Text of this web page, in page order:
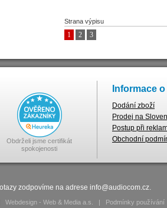
Strana výpisu
1 2 3
Obdrželi jsme certifikát
spokojenosti
Informace
Dodání zboží
Prodej na
Postup při
Obchodní
zodpovíme na adrese info@audiocom.cz.
Webdesign - Web & Media a.s. | Podmínky používání